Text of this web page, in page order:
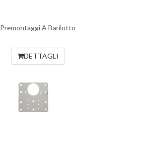
Premontaggi A Barilotto
DETTAGLI